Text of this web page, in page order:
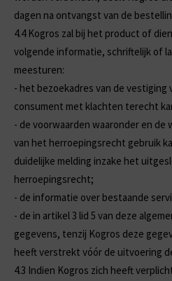
dagen na ontvangst van de
4.4 Kogros zal bij het product of
volgende informatie, schriftelijk of
meesturen:
- het bezoekadres van de vestiging
consument met klachten terecht
- de voorwaarden waaronder en de
van het herroepingsrecht gebruik
duidelijke melding inzake het
herroepingsrecht;
- de informatie over bestaande
- de in artikel 3 lid 5 van deze
gegevens, tenzij Kogros deze
heeft verstrekt vóór de uitvoering
4.3 Indien Kogros zich heeft